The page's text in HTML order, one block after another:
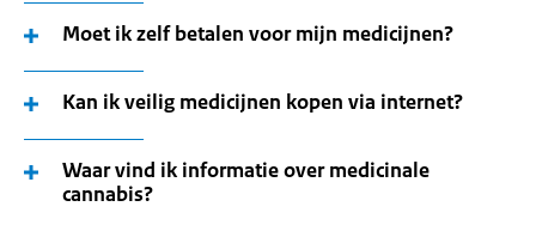
Moet ik zelf betalen voor mijn medicijnen?
Kan ik veilig medicijnen kopen via internet?
Waar vind ik informatie over medicinale
cannabis?